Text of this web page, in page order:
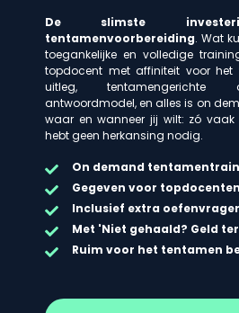
De slimste
tentamenvoorbereiding. Wat
toegankelijke en volledige
topdocent met affiniteit voor het
uitleg, tentamengerichte
antwoordmodel, en alles is on
waar en wanneer jij wilt: zó
hebt geen herkansing nodig.
On demand
Gegeven voor topdocenten
Inclusief extra
Met 'Niet gehaald? Geld
Ruim voor het tentamen